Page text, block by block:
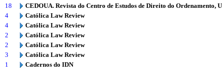
18
CEDOUA. Revista do Centro de Estudos de Direito do Ordenamento,
4
Católica Law Review
4
Católica Law Review
2
Católica Law Review
2
Católica Law Review
3
Católica Law Review
1
Cadernos do IDN